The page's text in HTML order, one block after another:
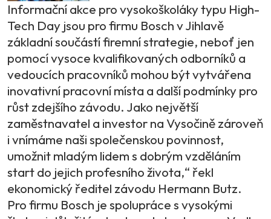
Informační akce pro vysokoškoláky typu High-
Tech Day jsou pro firmu Bosch v Jihlavě
základní součástí firemní strategie, neboť jen
pomocí vysoce kvalifikovaných odborníků a
vedoucích pracovníků mohou být vytvářena
inovativní pracovní místa a další podmínky pro
růst zdejšího závodu. Jako největší
zaměstnavatel a investor na Vysočině zároveň
i vnímáme naši společenskou povinnost,
umožnit mladým lidem s dobrým vzděláním
start do jejich profesního života,“ řekl
ekonomický ředitel závodu Hermann Butz.
Pro firmu Bosch je spolupráce s vysokými